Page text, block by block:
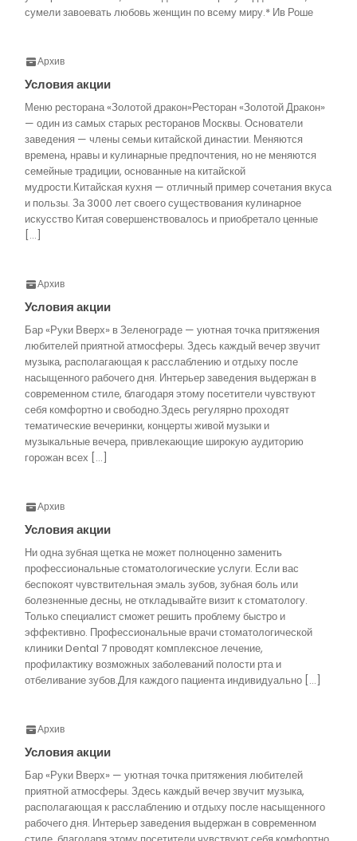
сумели завоевать любовь женщин по всему миру.* Ив Роше
Архив
Условия акции
Меню ресторана «Золотой дракон»Ресторан «Золотой Дракон»
— один из самых старых ресторанов Москвы. Основатели
заведения — члены семьи китайской династии. Меняются
времена, нравы и кулинарные предпочтения, но не меняются
семейные традиции, основанные на китайской
мудрости.Китайская кухня — отличный пример сочетания вкуса
и пользы. За 3000 лет своего существования кулинарное
искусство Китая совершенствовалось и приобретало ценные
[…]
Архив
Условия акции
Бар «Руки Вверх» в Зеленограде — уютная точка притяжения
любителей приятной атмосферы. Здесь каждый вечер звучит
музыка, располагающая к расслаблению и отдыху после
насыщенного рабочего дня. Интерьер заведения выдержан в
современном стиле, благодаря этому посетители чувствуют
себя комфортно и свободно.Здесь регулярно проходят
тематические вечеринки, концерты живой музыки и
музыкальные вечера, привлекающие широкую аудиторию
горожан всех […]
Архив
Условия акции
Ни одна зубная щетка не может полноценно заменить
профессиональные стоматологические услуги. Если вас
беспокоят чувствительная эмаль зубов, зубная боль или
болезненные десны, не откладывайте визит к стоматологу.
Только специалист сможет решить проблему быстро и
эффективно. Профессиональные врачи стоматологической
клиники Dental 7 проводят комплексное лечение,
профилактику возможных заболеваний полости рта и
отбеливание зубов.Для каждого пациента индивидуально […]
Архив
Условия акции
Бар «Руки Вверх» — уютная точка притяжения любителей
приятной атмосферы. Здесь каждый вечер звучит музыка,
располагающая к расслаблению и отдыху после насыщенного
рабочего дня. Интерьер заведения выдержан в современном